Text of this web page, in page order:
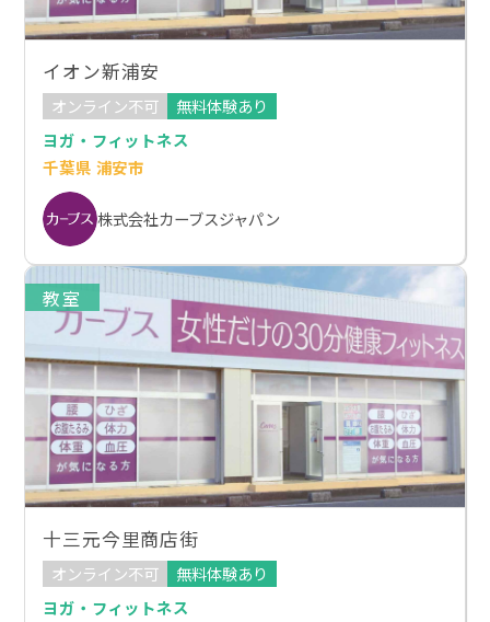
イオン新浦安
オンライン不可
無料体験あり
ヨガ・フィットネス
千葉県 浦安市
株式会社カーブスジャパン
教室
十三元今里商店街
オンライン不可
無料体験あり
ヨガ・フィットネス